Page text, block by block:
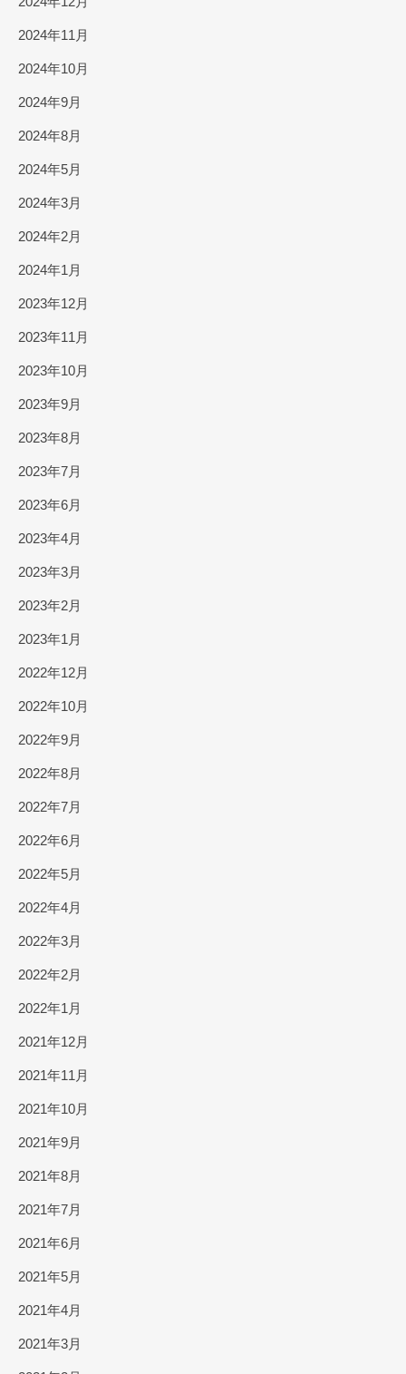
2024年11月
2024年10月
2024年9月
2024年8月
2024年5月
2024年3月
2024年2月
2024年1月
2023年12月
2023年11月
2023年10月
2023年9月
2023年8月
2023年7月
2023年6月
2023年4月
2023年3月
2023年2月
2023年1月
2022年12月
2022年10月
2022年9月
2022年8月
2022年7月
2022年6月
2022年5月
2022年4月
2022年3月
2022年2月
2022年1月
2021年12月
2021年11月
2021年10月
2021年9月
2021年8月
2021年7月
2021年6月
2021年5月
2021年4月
2021年3月